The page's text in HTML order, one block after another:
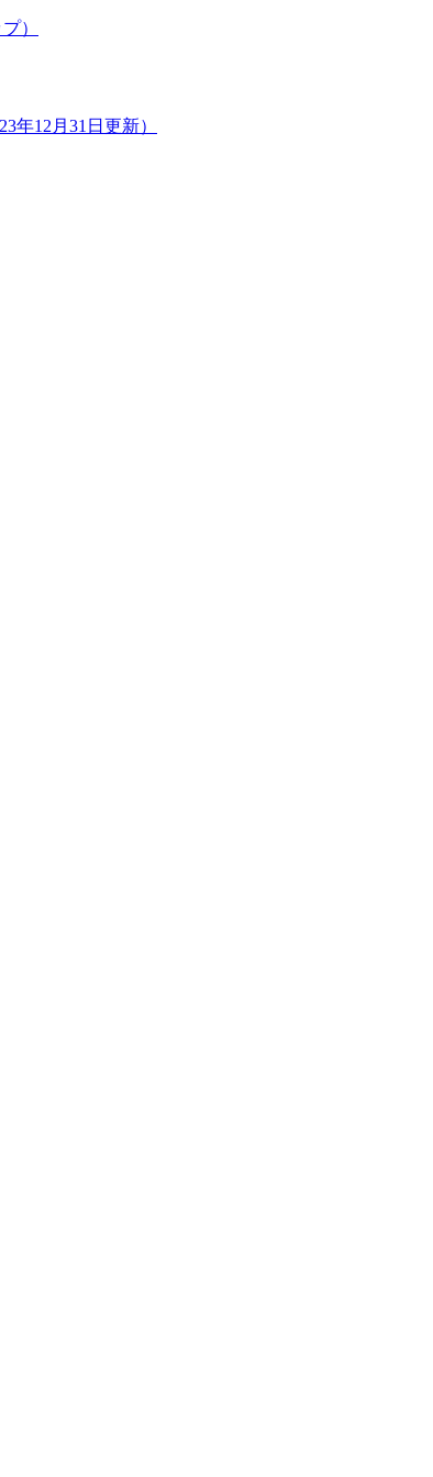
）
年12月31日更新）